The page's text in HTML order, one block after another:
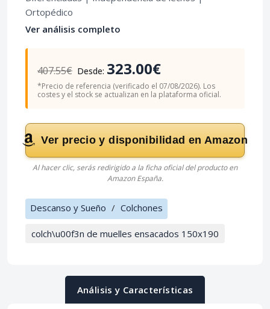
Ortopédico
Ver análisis completo
407.55€ Desde: 323.00€
*Precio de referencia (verificado el 07/08/2026). Los
costes y el stock se actualizan en la plataforma oficial.
Ver precio y disponibilidad en Amazon
Al hacer clic, serás redirigido a la ficha oficial del producto en
Amazon España.
Descanso y Sueño / Colchones
colch\u00f3n de muelles ensacados 150x190
Análisis y Características